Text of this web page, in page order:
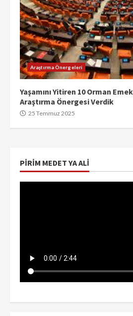
Araştırma Önergeleri
Yaşamını Yitiren 10 Orman
Araştırma Önergesi Verdik
25 Temmuz 2025
PIRIM MEDET YA ALI